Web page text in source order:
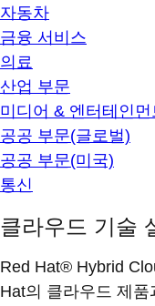
자동차
금융 서비스
의료
산업 부문
미디어 & 엔터테인먼
공공 부문(글로벌)
공공 부문(미국)
통신
클라우드 기술
Red Hat® Hybrid
Hat의 클라우드 제